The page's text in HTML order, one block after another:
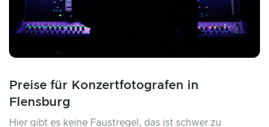
Preise für Konzertfotografen in
Flensburg
Hier gibt es keine Faustregel, das ist schwer zu